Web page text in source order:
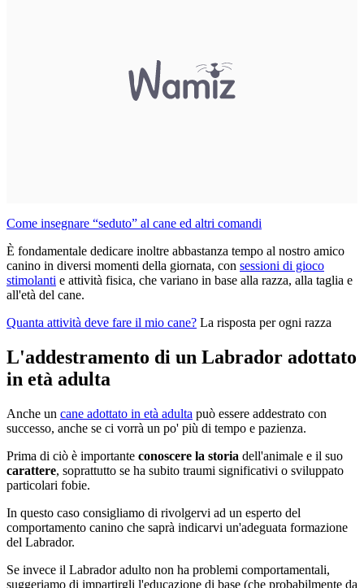
Come insegnare “seduto” al cane ed altri comandi
È fondamentale dedicare inoltre abbastanza tempo al nostro amico
canino in diversi momenti della giornata, con sessioni di gioco
stimolanti e attività fisica, che variano in base alla razza, alla taglia e
all'età del cane.
Quanta attività deve fare il mio cane? La risposta per ogni razza
L'addestramento di un Labrador adottato
in età adulta
Anche un cane adottato in età adulta può essere addestrato con
successo, anche se ci vorrà un po' più di tempo e pazienza.
Prima di ciò è importante conoscere la storia dell'animale e il suo
carattere, soprattutto se ha subito traumi significativi o sviluppato
particolari fobie.
In questo caso consigliamo di rivolgervi ad un esperto del
comportamento canino che saprà indicarvi un'adeguata formazione
del Labrador.
Se invece il Labrador adulto non ha problemi comportamentali,
suggeriamo di impartirgli l'educazione di base (che probabilmente da